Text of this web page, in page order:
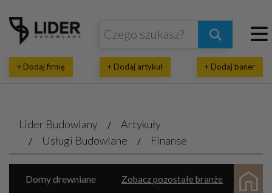
+ Dodaj firmę + Dodaj artykuł + Dodaj baner
Lider Budowlany
Artykuły
Usługi Budowlane
Finanse
Zobacz pozostałe branże
Domy drewniane